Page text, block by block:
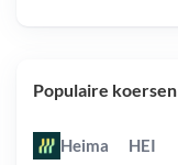
Populaire koersen
Heima HEI